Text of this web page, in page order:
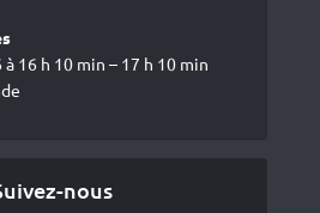
16 h 10 min – 17 h 10 min
nous